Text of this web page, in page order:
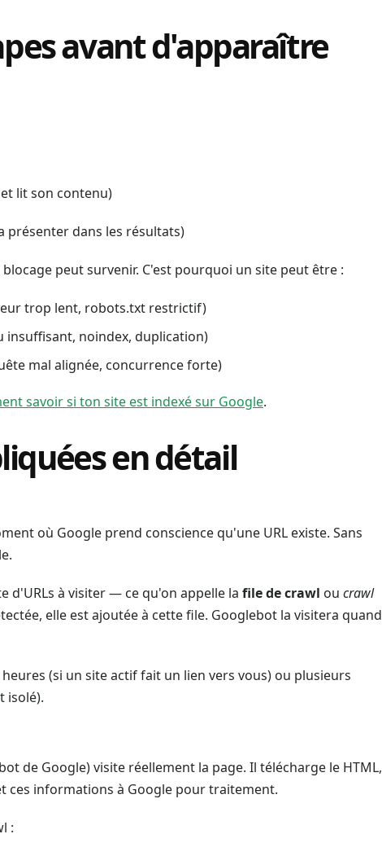
avant d'apparaître
lit son contenu)
présenter dans les résultats)
peut survenir. C'est pourquoi un site peut être :
trop lent, robots.txt restrictif)
insuffisant, noindex, duplication)
mal alignée, concurrence forte)
savoir si ton site est indexé sur Google.
en détail
où Google prend conscience qu'une URL existe. Sans
d'URLs à visiter — ce qu'on appelle la file de crawl ou crawl
elle est ajoutée à cette file. Googlebot la visitera quand
(si un site actif fait un lien vers vous) ou plusieurs
isolé).
de Google) visite réellement la page. Il télécharge le HTML,
ces informations à Google pour traitement.
: